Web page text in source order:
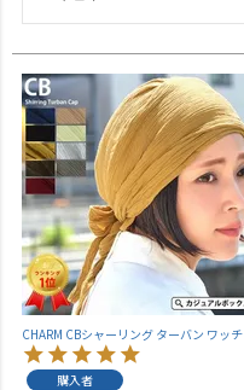
CHARM CBシャーリング ターバン ワッチ
購入者